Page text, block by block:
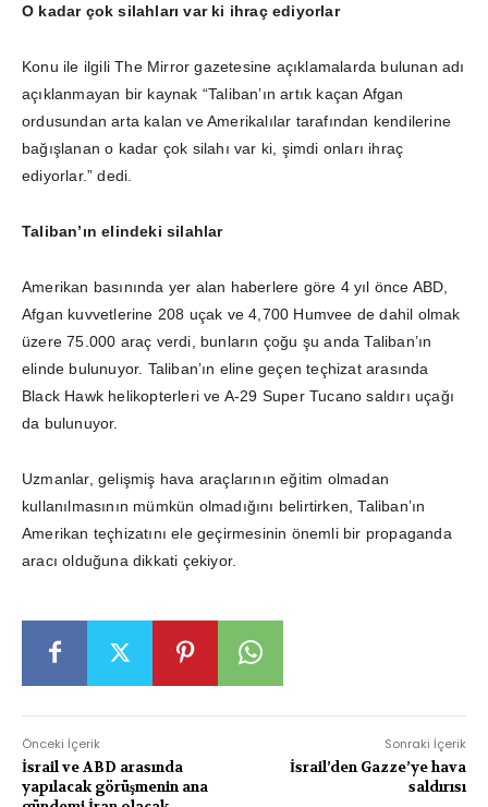
O kadar çok silahları var ki ihraç ediyorlar
Konu ile ilgili The Mirror gazetesine açıklamalarda bulunan adı
açıklanmayan bir kaynak “Taliban’ın artık kaçan Afgan
ordusundan arta kalan ve Amerikalılar tarafından kendilerine
bağışlanan o kadar çok silahı var ki, şimdi onları ihraç
ediyorlar.” dedi.
Taliban’ın elindeki silahlar
Amerikan basınında yer alan haberlere göre 4 yıl önce ABD,
Afgan kuvvetlerine 208 uçak ve 4,700 Humvee de dahil olmak
üzere 75.000 araç verdi, bunların çoğu şu anda Taliban’ın
elinde bulunuyor. Taliban’ın eline geçen teçhizat arasında
Black Hawk helikopterleri ve A-29 Super Tucano saldırı uçağı
da bulunuyor.
Uzmanlar, gelişmiş hava araçlarının eğitim olmadan
kullanılmasının mümkün olmadığını belirtirken, Taliban’ın
Amerikan teçhizatını ele geçirmesinin önemli bir propaganda
aracı olduğuna dikkati çekiyor.
Önceki İçerik
İsrail ve ABD arasında
yapılacak görüşmenin ana
Sonraki İçerik
İsrail’den Gazze’ye hava
saldırısı